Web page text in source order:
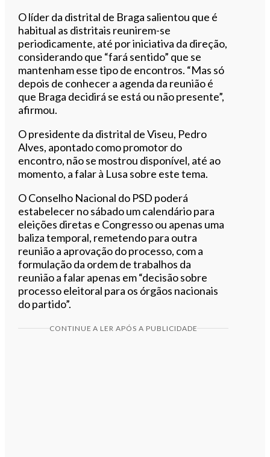
O líder da distrital de Braga salientou que é
habitual as distritais reunirem-se
periodicamente, até por iniciativa da direção,
considerando que “fará sentido” que se
mantenham esse tipo de encontros. “Mas só
depois de conhecer a agenda da reunião é
que Braga decidirá se está ou não presente”,
afirmou.
O presidente da distrital de Viseu, Pedro
Alves, apontado como promotor do
encontro, não se mostrou disponível, até ao
momento, a falar à Lusa sobre este tema.
O Conselho Nacional do PSD poderá
estabelecer no sábado um calendário para
eleições diretas e Congresso ou apenas uma
baliza temporal, remetendo para outra
reunião a aprovação do processo, com a
formulação da ordem de trabalhos da
reunião a falar apenas em “decisão sobre
processo eleitoral para os órgãos nacionais
do partido”.
CONTINUE A LER APÓS A PUBLICIDADE